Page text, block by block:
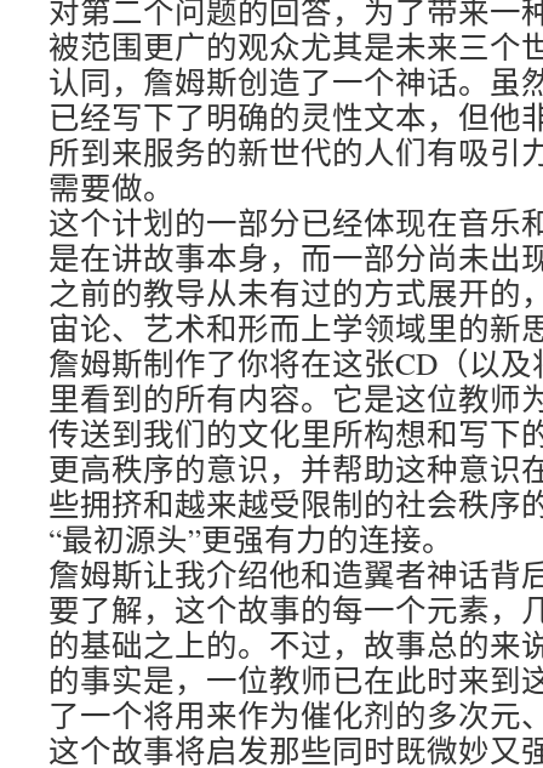
对第二个问题的回答，为了带来一
被范围更广的观众尤其是未来三个
认同，詹姆斯创造了一个神话。虽
已经写下了明确的灵性文本，但他
所到来服务的新世代的人们有吸引
需要做。
这个计划的一部分已经体现在音乐
是在讲故事本身，而一部分尚未出
之前的教导从未有过的方式展开的
宙论、艺术和形而上学领域里的新
詹姆斯制作了你将在这张CD（以
里看到的所有内容。它是这位教师
传送到我们的文化里所构想和写下
更高秩序的意识，并帮助这种意识
些拥挤和越来越受限制的社会秩序
“最初源头”更强有力的连接。
詹姆斯让我介绍他和造翼者神话背
要了解，这个故事的每一个元素，
的基础之上的。不过，故事总的来
的事实是，一位教师已在此时来到
了一个将用来作为催化剂的多次元
这个故事将启发那些同时既微妙又